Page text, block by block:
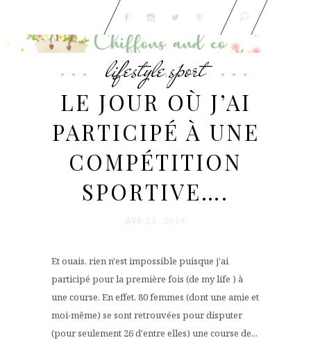
lifestyle,sport
LE JOUR OÙ J’AI
PARTICIPÉ À UNE
COMPÉTITION
SPORTIVE….
AVR 23. 2014
Et ouais, rien n'est impossible puisque j'ai
participé pour la première fois (de my life ) à
une course. En effet, 80 femmes (dont une amie et
moi-même) se sont retrouvées pour disputer
(pour seulement 26 d'entre elles) une course de...